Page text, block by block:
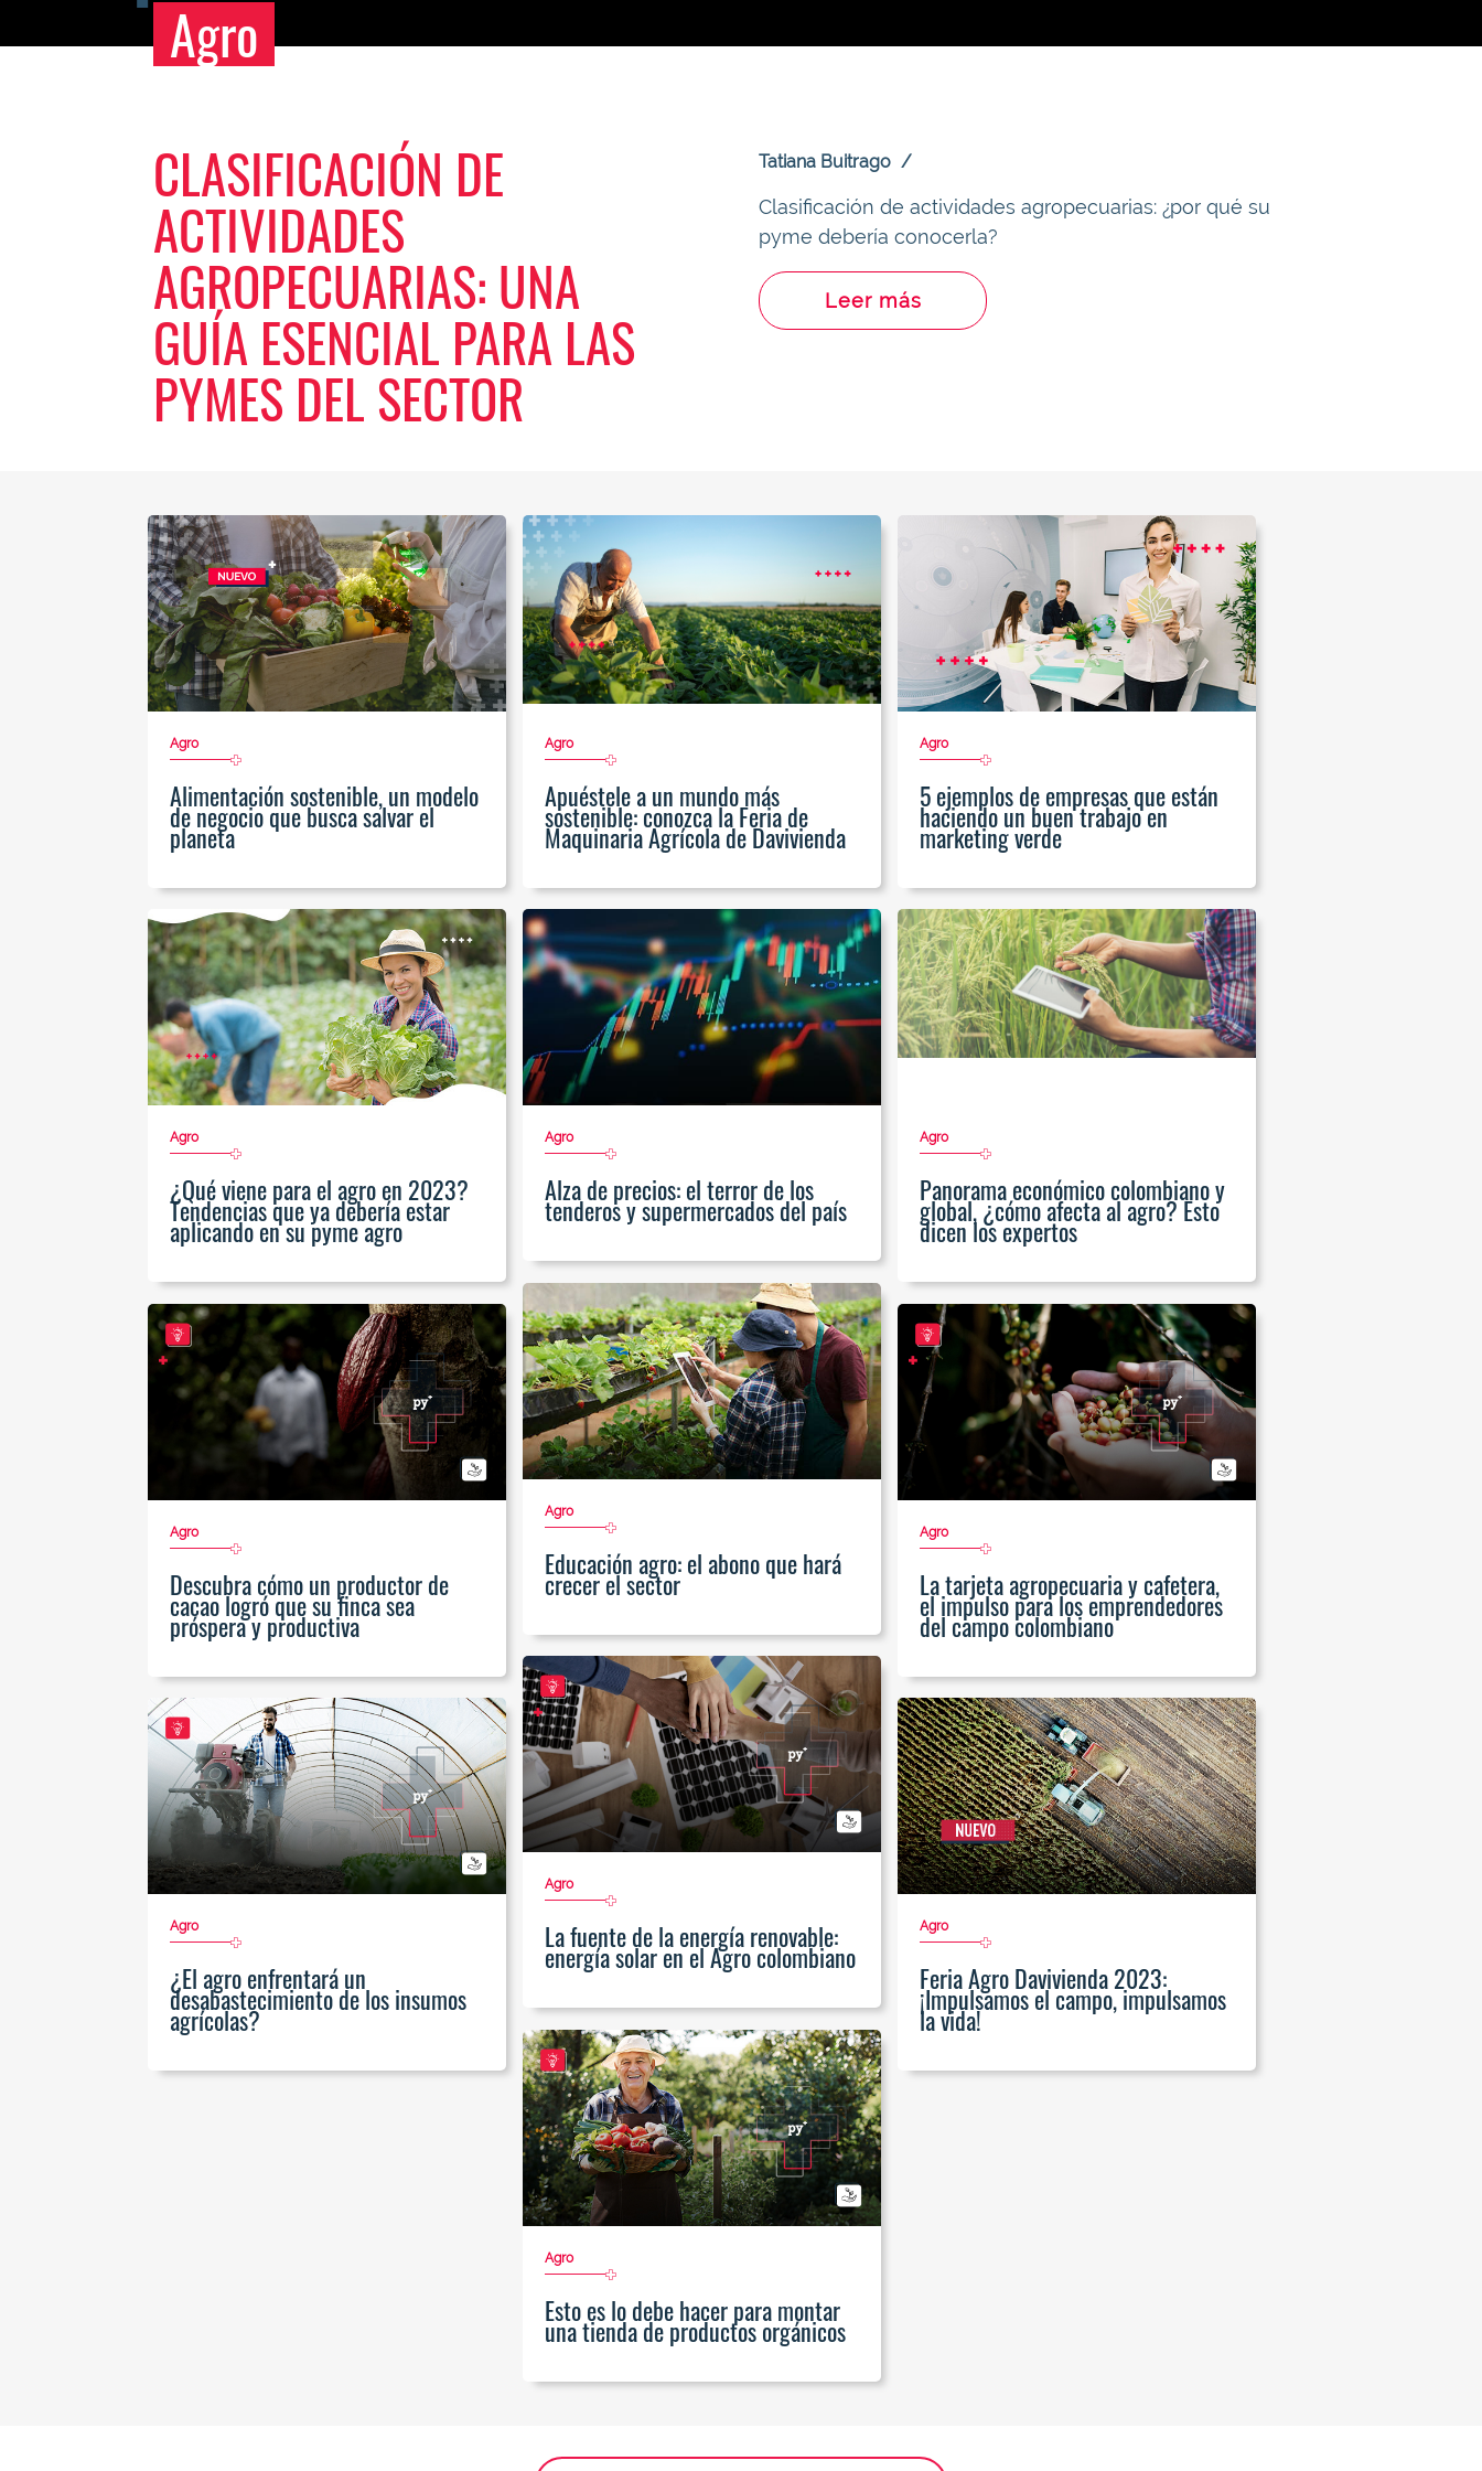
Agro
CLASIFICACIÓN DE
ACTIVIDADES
AGROPECUARIAS: UNA
GUÍA ESENCIAL PARA LAS
PYMES DEL SECTOR
Tatiana Buitrago
Clasificación de actividades agropecuarias: ¿por qué su
pyme debería conocerla?
Leer más
Agro
Alimentación sostenible, un modelo
de negocio que busca salvar el
planeta
Agro
Apuéstele a un mundo más
sostenible: conozca la Feria de
Maquinaria Agrícola de Davivienda
Agro
5 ejemplos de empresas que están
haciendo un buen trabajo en
marketing verde
Agro
¿Qué viene para el agro en 2023?
Tendencias que ya debería estar
aplicando en su pyme agro
Agro
Alza de precios: el terror de los
tenderos y supermercados del país
Agro
Panorama económico colombiano y
global, ¿cómo afecta al agro? Esto
dicen los expertos
Agro
Educación agro: el abono que hará
crecer el sector
Agro
Descubra cómo un productor de
cacao logró que su finca sea
próspera y productiva
Agro
La tarjeta agropecuaria y cafetera,
el impulso para los emprendedores
del campo colombiano
Agro
La fuente de la energía renovable:
energía solar en el Agro colombiano
Agro
¿El agro enfrentará un
desabastecimiento de los insumos
agrícolas?
Agro
Feria Agro Davivienda 2023:
¡Impulsamos el campo, impulsamos
la vida!
Agro
Esto es lo debe hacer para montar
una tienda de productos orgánicos